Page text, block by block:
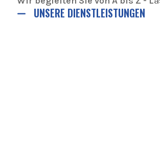
UNSERE DIENSTLEISTUNGEN